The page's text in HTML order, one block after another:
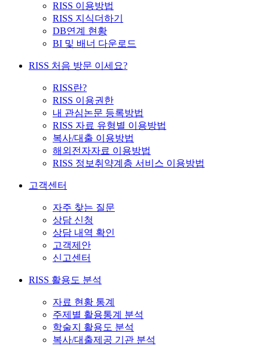
RISS 이용방법
RISS 지식더하기
DB연계 현황
BI 및 배너 다운로드
RISS 처음 방문 이세요?
RISS란?
RISS 이용권한
내 관심논문 등록방법
RISS 자료 유형별 이용방법
복사/대출 이용방법
해외전자자료 이용방법
RISS 정보취약계층 서비스 이용방법
고객센터
자주 찾는 질문
상담 신청
상담 내역 확인
고객제안
신고센터
RISS 활용도 분석
자료 현황 통계
주제별 활용통계 분석
학술지 활용도 분석
복사/대출제공 기관 분석